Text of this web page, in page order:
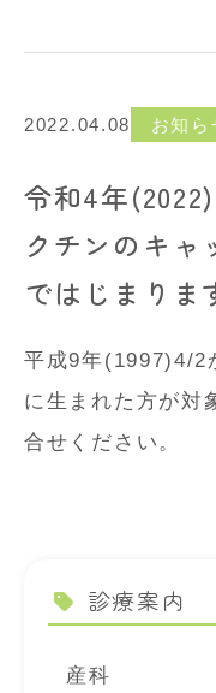
2022.04.08 お知ら
令和4年
クチンのキャ
ではじまりま
平成9年(1997)4/2
に生まれた方が対
合せください。
診療案内
産科